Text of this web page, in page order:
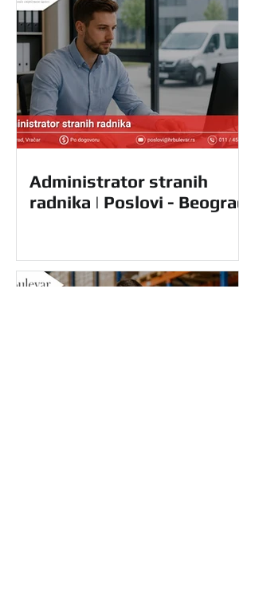
Administrator stranih
radnika | Poslovi - Beograd